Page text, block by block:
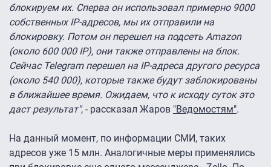
блокируем их. Сперва он использовал примерно 9000
собственных IР-адресов, мы их отправили на
блокировку. Потом он перешел на подсеть Amazon
(около 600 000 IР), они также отправлены на блок.
Сейчас Telegram перешел на IР-адреса другого ресурса
(около 540 000), которые также будут заблокированы
в ближайшее время. Ожидаем, что к исходу суток это
даст результат", - рассказал Жаров "Ведомостям".
На данный момент, по информации СМИ, таких
адресов уже 15 млн. Аналогичные меры применялись